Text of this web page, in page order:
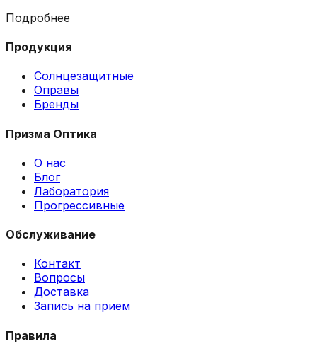
Подробнее
Продукция
Солнцезащитные
Оправы
Бренды
Призма Оптика
О нас
Блог
Лаборатория
Прогрессивные
Обслуживание
Контакт
Вопросы
Доставка
Запись на прием
Правила